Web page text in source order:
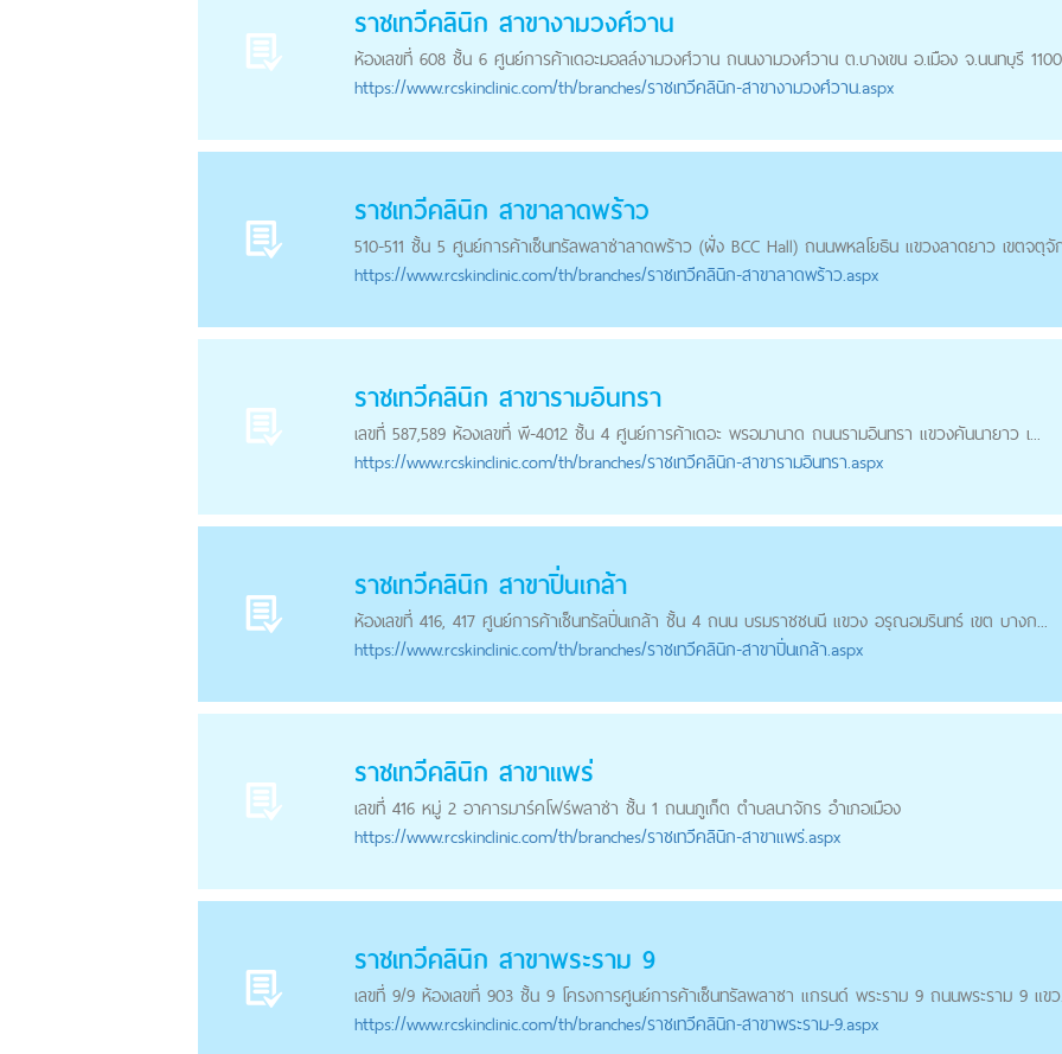
ราชเทวีคลินิก สาขางามวงศ์วาน
ห้องเลขที่ 608 ชั้น 6 ศูนย์การค้าเดอะมอลล์งามวงศ์วาน ถนนงามวงศ์วาน ต.บางเขน อ.เมือง จ.นนทบุรี
https://www.rcskinclinic.com/th/branches/ราชเทวีคลินิก-สาขางามวงศ์วาน.aspx
ราชเทวีคลินิก สาขาลาดพร้าว
510-511 ชั้น 5 ศูนย์การค้าเซ็นทรัลพลาซ่าลาดพร้าว (ฝั่ง BCC Hall) ถนนพหลโยธิน แขวงลาดยาว เขตจตุจั
https://www.rcskinclinic.com/th/branches/ราชเทวีคลินิก-สาขาลาดพร้าว.aspx
ราชเทวีคลินิก สาขารามอินทรา
เลขที่ 587,589 ห้องเลขที่ พี-4012 ชั้น 4 ศูนย์การค้าเดอะ พรอมานาด ถนนรามอินทรา แขวงคันนายาว เ...
https://www.rcskinclinic.com/th/branches/ราชเทวีคลินิก-สาขารามอินทรา.aspx
ราชเทวีคลินิก สาขาปิ่นเกล้า
ห้องเลขที่ 416, 417 ศูนย์การค้าเซ็นทรัลปิ่นเกล้า ชั้น 4 ถนน บรมราชชนนี แขวง อรุณอมรินทร์ เขต บางก...
https://www.rcskinclinic.com/th/branches/ราชเทวีคลินิก-สาขาปิ่นเกล้า.aspx
ราชเทวีคลินิก สาขาแพร่
เลขที่ 416 หมู่ 2 อาคารมาร์คโฟร์พลาซ่า ชั้น 1 ถนนภูเก็ต ตำบลนาจักร อำเภอเมือง
https://www.rcskinclinic.com/th/branches/ราชเทวีคลินิก-สาขาแพร่.aspx
ราชเทวีคลินิก สาขาพระราม 9
เลขที่ 9/9 ห้องเลขที่ 903 ชั้น 9 โครงการศูนย์การค้าเซ็นทรัลพลาซา แกรนด์ พระราม 9 ถนนพระราม 9 แข
https://www.rcskinclinic.com/th/branches/ราชเทวีคลินิก-สาขาพระราม-9.aspx